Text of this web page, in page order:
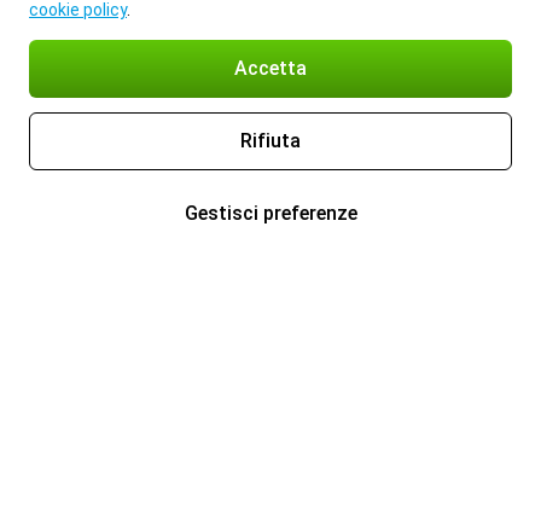
cookie policy.
Accetta
Rifiuta
Gestisci preferenze